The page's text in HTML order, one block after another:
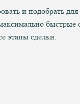
и подобрать
быстрые
этапы сделки.